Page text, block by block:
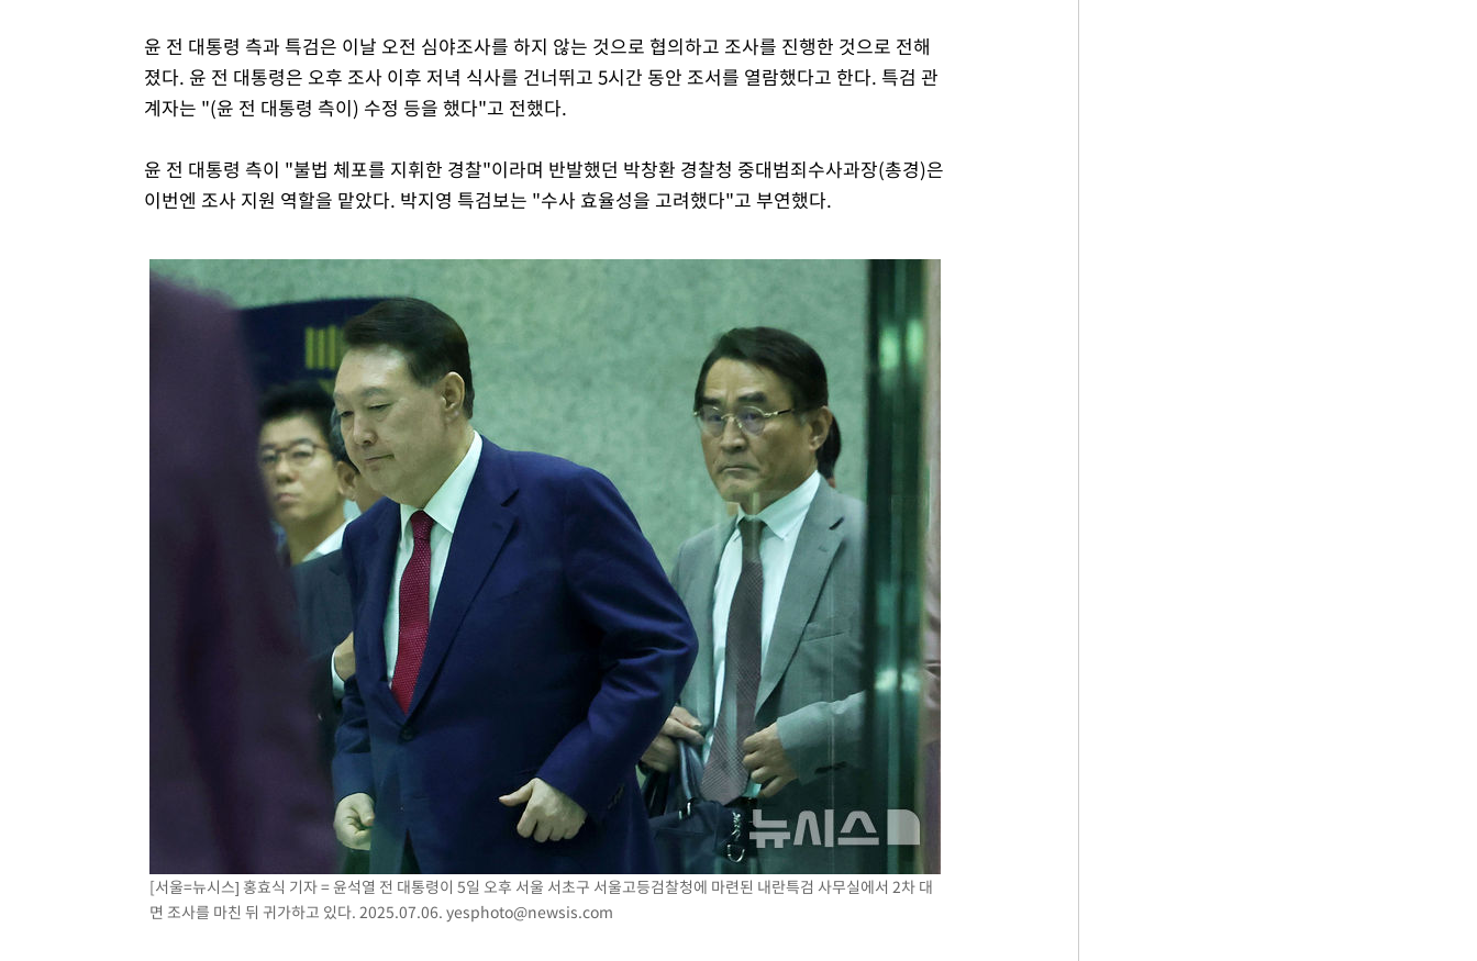
윤 전 대통령 측과 특검은 이날 오전 심야조사를 하지 않는 것으로 협의하고 조사를 진행한 것으로 전해
졌다. 윤 전 대통령은 오후 조사 이후 저녁 식사를 건너뛰고 5시간 동안 조서를 열람했다고 한다. 특검 관
계자는 "(윤 전 대통령 측이) 수정 등을 했다"고 전했다.
윤 전 대통령 측이 "불법 체포를 지휘한 경찰"이라며 반발했던 박창환 경찰청 중대범죄수사과장(총경)은
이번엔 조사 지원 역할을 맡았다. 박지영 특검보는 "수사 효율성을 고려했다"고 부연했다.
[서울=뉴시스] 홍효식 기자 = 윤석열 전 대통령이 5일 오후 서울 서초구 서울고등검찰청에 마련된 내란특검 사무실에서 2차 대
면 조사를 마친 뒤 귀가하고 있다. 2025.07.06. yesphoto@newsis.com